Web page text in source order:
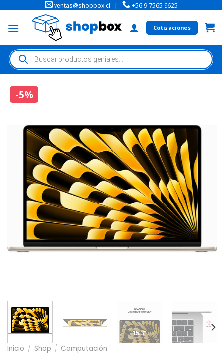
ventas@shopbox.cl | +56 9 7565 9625
Cotizaciones
-5%
Inicio / Shop / Computación